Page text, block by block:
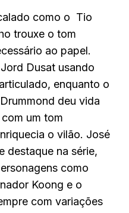
como o Tio
trouxe o tom
ao papel.
Dusat usando
enquanto o
deu vida
um tom
o vilão. José
destaque na série,
como
Koong e o
com variações